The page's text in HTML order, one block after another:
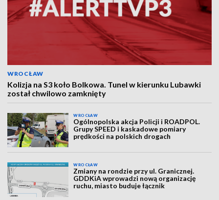
WROCŁAW
Kolizja na S3 koło Bolkowa. Tunel w kierunku Lubawki
został chwilowo zamknięty
WROCŁAW
Ogólnopolska akcja Policji i ROADPOL.
Grupy SPEED i kaskadowe pomiary
prędkości na polskich drogach
WROCŁAW
Zmiany na rondzie przy ul. Granicznej.
GDDKiA wprowadzi nową organizację
ruchu, miasto buduje łącznik